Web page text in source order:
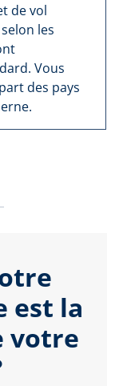
de vol
les
Vous
des pays
est la
votre